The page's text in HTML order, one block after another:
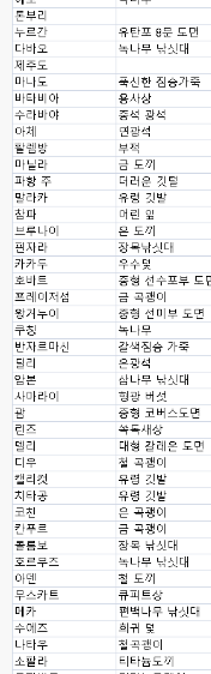
esils
네
esils
이쪽 사이트는 웹호스팅
고게임77
라이믹스나 xe1이나 똑같은
기 골치 아프긴 한데 전 갈아
고게임77
아 ~~~
esils
다른쪽에는 php8.4호스팅.
esils
라이믹스가 가볍긴한데 기능
해서
고게임77
맞아요...
고게임77
안되는거 진짜 많아요...
esils
비슷은한데 또 불편한부분도
고게임77